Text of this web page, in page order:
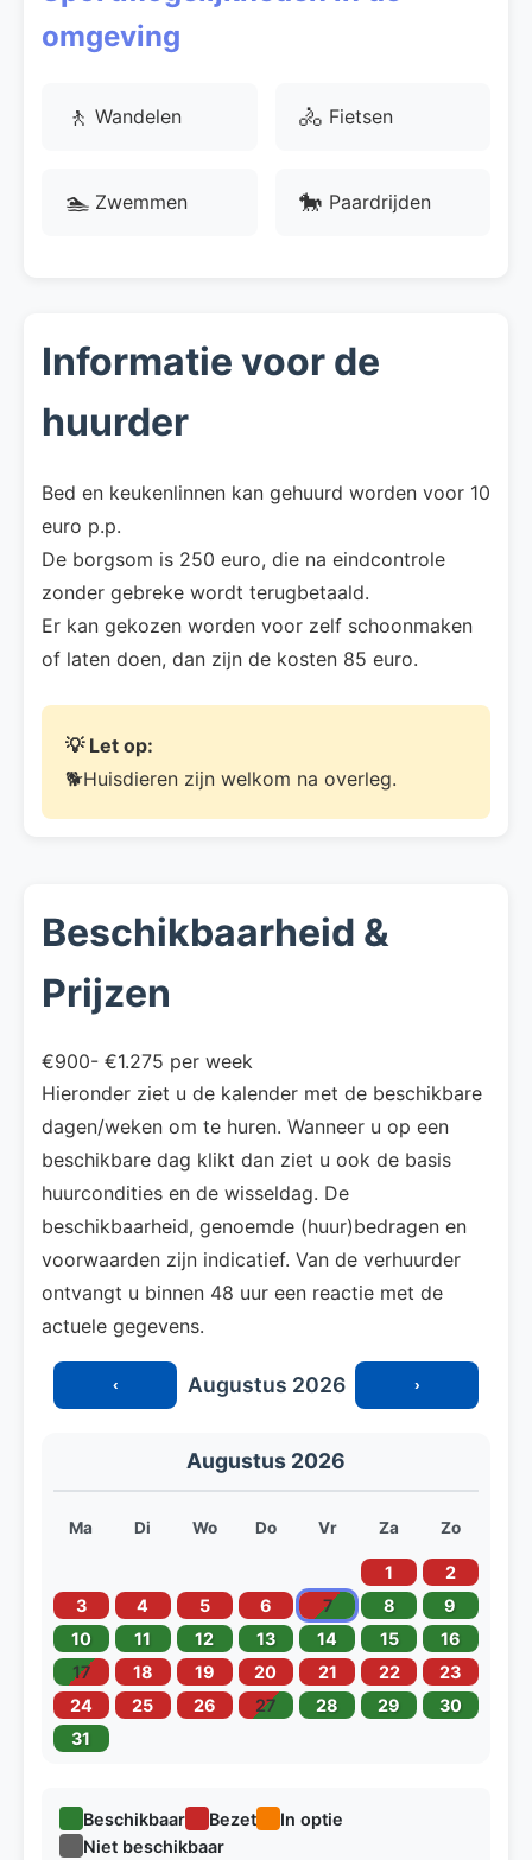
omgeving
🚶 Wandelen 🚴 Fietsen
🏊 Zwemmen 🐎 Paardrijden
Informatie voor de
huurder
Bed en keukenlinnen kan gehuurd worden voor 10
euro p.p.
De borgsom is 250 euro, die na eindcontrole
zonder gebreke wordt terugbetaald.
Er kan gekozen worden voor zelf schoonmaken
of laten doen, dan zijn de kosten 85 euro.
💡 Let op:
🐕Huisdieren zijn welkom na overleg.
Beschikbaarheid &
Prijzen
€900- €1.275 per week
Hieronder ziet u de kalender met de beschikbare
dagen/weken om te huren. Wanneer u op een
beschikbare dag klikt dan ziet u ook de basis
huurcondities en de wisseldag. De
beschikbaarheid, genoemde (huur)bedragen en
voorwaarden zijn indicatief. Van de verhuurder
ontvangt u binnen 48 uur een reactie met de
actuele gegevens.
‹ Augustus 2026 ›
Augustus 2026
Ma Di Wo Do Vr Za Zo
1
2
3
4 5 6 7 8
9
10
11 12 13 14 15
16
17
18 19 20 21 22
23
24
25 26 27 28 29
30
31
Beschikbaar Bezet
In optie
Niet beschikbaar